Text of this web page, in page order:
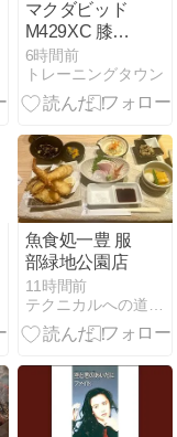
マクダビッド
M429XC 膝サ
ポーターの機
能と快適性解
説
6時間前
トレーニングタウン
魚食処一豊 服
部緑地公園店
11時間前